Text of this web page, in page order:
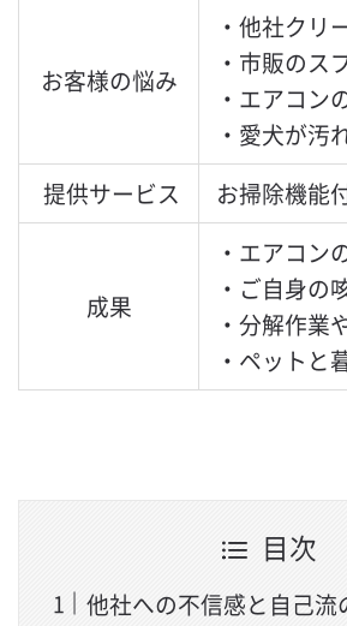
お客様の悩み
・他社クリ
・市販のス
・エアコン
・愛犬が汚
提供サービス
お掃除機能
成果
・エアコン
・ご自身の
・分解作業
・ペットと
目次
他社への不信感と自己流